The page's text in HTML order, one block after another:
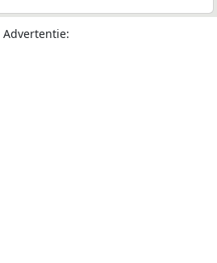
Advertentie: